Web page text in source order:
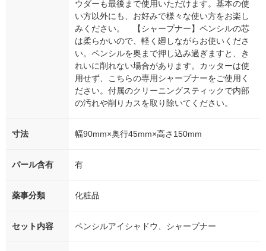
ウダーも最後まで使用いただけます。基本の使
い方以外にも、お好みで様々な使い方をお楽し
みください。 【シャープナー】ペンシルの芯
は柔らかいので、軽く廻しながらお使いくださ
い。ペンシルを奥まで押し込み過ぎますと、き
れいに削れない場合があります。カッターは使
用せず、こちらの専用シャープナーをご使用く
ださい。付属のクリーニングスティックで内部
の汚れや削りカスを取り除いてください。
寸法 幅90mm×奥行45mm×高さ150mm
パール含有 有
薬事分類 化粧品
セット内容 ペンシルアイシャドウ、シャープナー